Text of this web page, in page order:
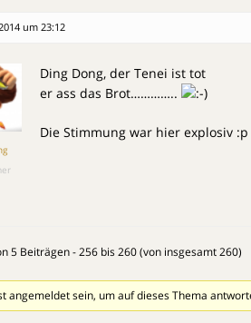
um 23:12
Ding Dong, der Tenei ist tot
er ass das Brot…………..
Die Stimmung war hier explosiv :p
5 Beiträgen - 256 bis 260 (von insgesamt 260)
angemeldet sein, um auf dieses Thema